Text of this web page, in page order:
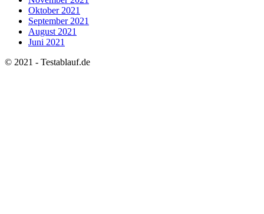
Oktober 2021
September 2021
August 2021
Juni 2021
© 2021 - Testablauf.de